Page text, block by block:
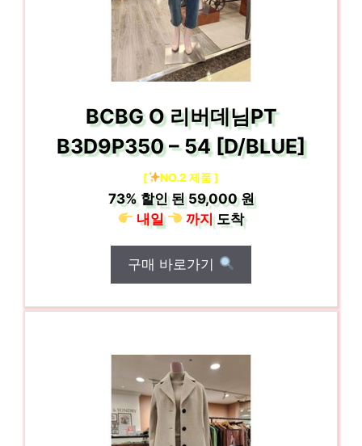
BCBG O 리버데님PT
B3D9P350 – 54 [D/BLUE]
[ NO.2 제품 ]
73%할인 된59,000 원
내일
까지도착
구매 바로가기